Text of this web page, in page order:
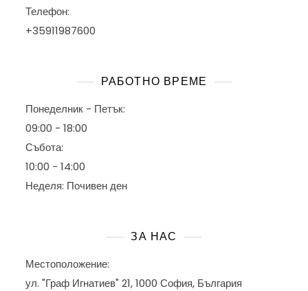
Телефон:
+35911987600
РАБОТНО ВРЕМЕ
Понеделник - Петък:
09:00 - 18:00
Събота:
10:00 - 14:00
Неделя: Почивен ден
ЗА НАС
Местоположение:
ул. "Граф Игнатиев" 21, 1000 София, България